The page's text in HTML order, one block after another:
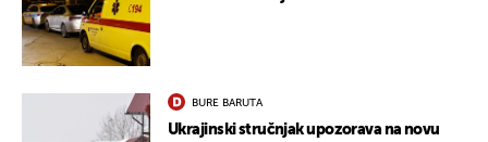
BURE BARUTA
Ukrajinski stručnjak upozorava na novu